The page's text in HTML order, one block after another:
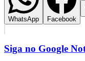
WhatsApp Facebook
Siga no Google